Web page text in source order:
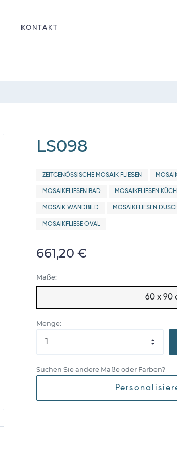
KONTAKT
LS098
ZEITGENÖSSISCHE MOSAIK FLIESEN
MOSAIKFLIESEN BAD MOSAIKFLIESEN
MOSAIK WANDBILD MOSAIKFLIESEN
MOSAIKFLIESE OVAL
661,20 €
Maße:
60 x 90
Menge:
Suchen Sie andere Maße oder Farben?